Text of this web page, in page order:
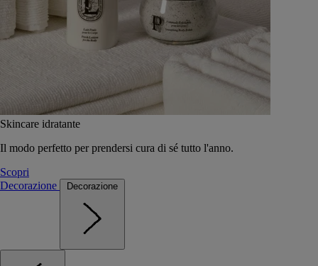
Skincare idratante
Il modo perfetto per prendersi cura di sé tutto l'anno.
Scopri
Decorazione
Decorazione